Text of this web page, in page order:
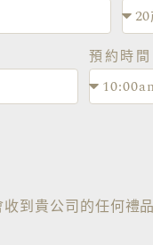
預約時間
到貴公司的任何禮